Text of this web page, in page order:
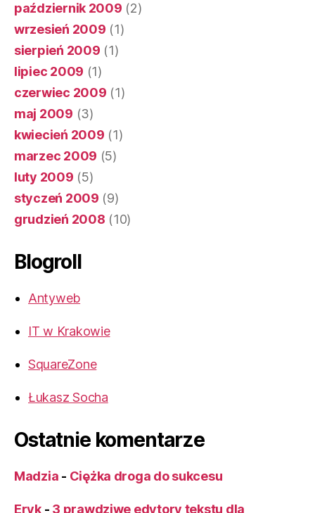
październik 2009 (2)
wrzesień 2009 (1)
sierpień 2009 (1)
lipiec 2009 (1)
czerwiec 2009 (1)
maj 2009 (3)
kwiecień 2009 (1)
marzec 2009 (5)
luty 2009 (5)
styczeń 2009 (9)
grudzień 2008 (10)
Blogroll
Antyweb
IT w Krakowie
SquareZone
Łukasz Socha
Ostatnie komentarze
Madzia - Ciężka droga do sukcesu
Eryk- 3 prawdziwe edytory tekstu dla